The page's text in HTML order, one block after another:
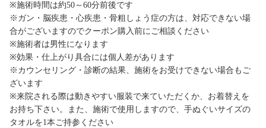
※施術時間は約50～60分前後です
※ガン・脳疾患・心疾患・骨粗しょう症の方は、対応できない場
合がございますのでクーポン購入前にご相談ください
※施術者は男性になります
※効果・仕上がり具合には個人差があります
※カウンセリング・診断の結果、施術をお受けできない場合もご
ざいます
※来院される際は動きやすい服装で来ていただくか、お着替えを
お持ち下さい。また、施術で使用しますので、手ぬぐいサイズの
タオルを1本ご持参ください